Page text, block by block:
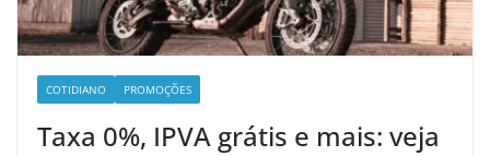
COTIDIANO PROMOÇÕES
Taxa 0%, IPVA grátis e mais: veja